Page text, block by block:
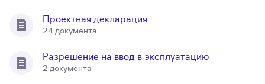
Проектная декларация
24 документа
Разрешение на ввод в эксплуатацию
2 документа